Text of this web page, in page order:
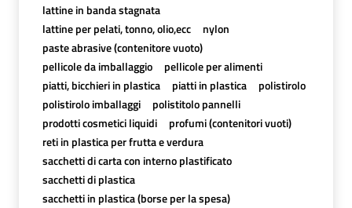
lattine in banda stagnata
lattine per pelati, tonno, olio,ecc
nylon
paste abrasive (contenitore vuoto)
pellicole da imballaggio
pellicole per alimenti
piatti, bicchieri in plastica
piatti in plastica
polistirolo
polistirolo imballaggi
polistitolo pannelli
prodotti cosmetici liquidi
profumi (contenitori vuoti)
reti in plastica per frutta e verdura
sacchetti di carta con interno plastificato
sacchetti di plastica
sacchetti in plastica (borse per la spesa)